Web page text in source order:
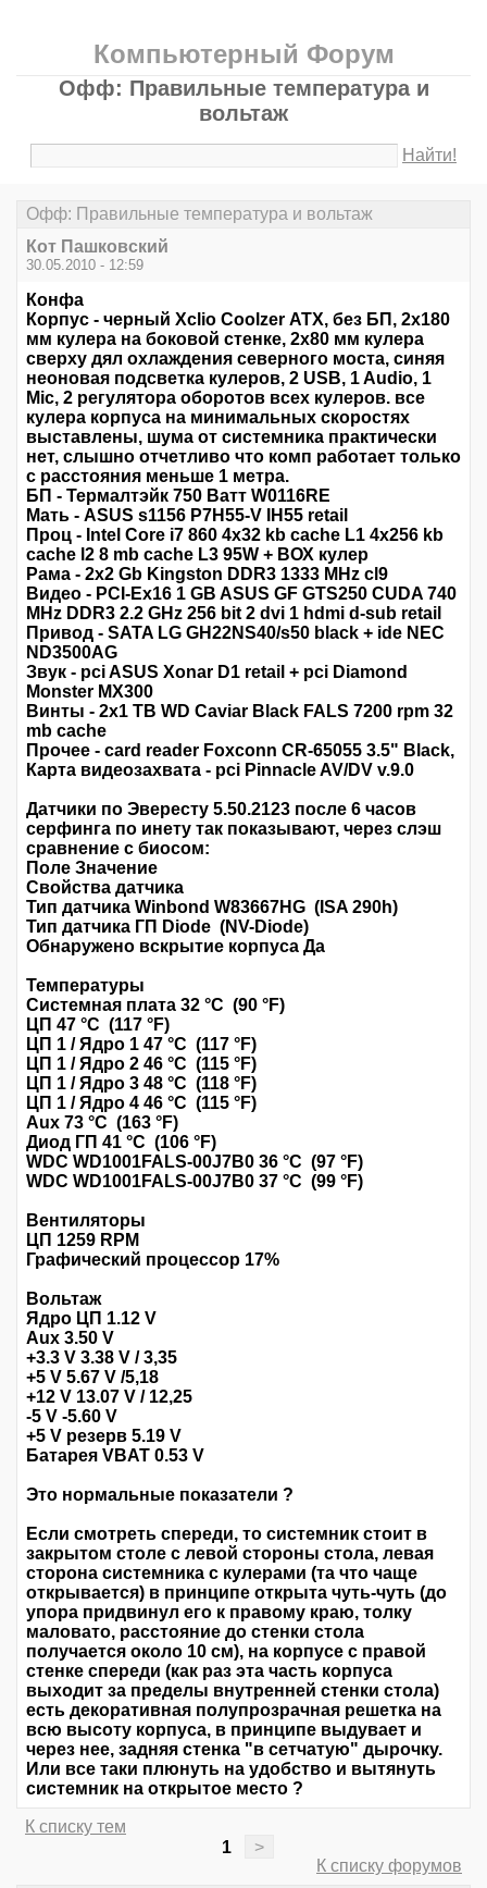
Компьютерный Форум
Офф: Правильные температура и
вольтаж
Найти!
Офф: Правильные температура и вольтаж
Кот Пашковский
30.05.2010 - 12:59
Конфа
Корпус - черный Xclio Coolzer АТХ, без БП, 2х180
мм кулера на боковой стенке, 2х80 мм кулера
сверху дял охлаждения северного моста, синяя
неоновая подсветка кулеров, 2 USB, 1 Audio, 1
Mic, 2 регулятора оборотов всех кулеров. все
кулера корпуса на минимальных скоростях
выставлены, шума от системника практически
нет, слышно отчетливо что комп работает только
с расстояния меньше 1 метра.
БП - Термалтэйк 750 Ватт W0116RE
Мать - ASUS s1156 P7H55-V IH55 retail
Проц - Intel Core i7 860 4x32 kb cache L1 4x256 kb
cache l2 8 mb cache L3 95W + ВОХ кулер
Рама - 2x2 Gb Kingston DDR3 1333 MHz cl9
Видео - PCI-Ex16 1 GB ASUS GF GTS250 CUDA 740
MHz DDR3 2.2 GHz 256 bit 2 dvi 1 hdmi d-sub retail
Привод - SATA LG GH22NS40/s50 black + ide NEC
ND3500AG
Звук - pci ASUS Xonar D1 retail + pci Diamond
Monster MX300
Винты - 2x1 TB WD Caviar Black FALS 7200 rpm 32
mb cache
Прочее - card reader Foxconn CR-65055 3.5" Black,
Карта видеозахвата - pci Pinnacle AV/DV v.9.0
Датчики по Эвересту 5.50.2123 после 6 часов
серфинга по инету так показывают, через слэш
сравнение с биосом:
Поле Значение
Свойства датчика
Тип датчика Winbond W83667HG (ISA 290h)
Тип датчика ГП Diode (NV-Diode)
Обнаружено вскрытие корпуса Да
Температуры
Системная плата 32 °C (90 °F)
ЦП 47 °C (117 °F)
ЦП 1 / Ядро 1 47 °C (117 °F)
ЦП 1 / Ядро 2 46 °C (115 °F)
ЦП 1 / Ядро 3 48 °C (118 °F)
ЦП 1 / Ядро 4 46 °C (115 °F)
Aux 73 °C (163 °F)
Диод ГП 41 °C (106 °F)
WDC WD1001FALS-00J7B0 36 °C (97 °F)
WDC WD1001FALS-00J7B0 37 °C (99 °F)
Вентиляторы
ЦП 1259 RPM
Графический процессор 17%
Вольтаж
Ядро ЦП 1.12 V
Aux 3.50 V
+3.3 V 3.38 V / 3,35
+5 V 5.67 V /5,18
+12 V 13.07 V / 12,25
-5 V -5.60 V
+5 V резерв 5.19 V
Батарея VBAT 0.53 V
Это нормальные показатели ?
Если смотреть спереди, то системник стоит в
закрытом столе с левой стороны стола, левая
сторона системника с кулерами (та что чаще
открывается) в принципе открыта чуть-чуть (до
упора придвинул его к правому краю, толку
маловато, расстояние до стенки стола
получается около 10 см), на корпусе с правой
стенке спереди (как раз эта часть корпуса
выходит за пределы внутренней стенки стола)
есть декоративная полупрозрачная решетка на
всю высоту корпуса, в принципе выдувает и
через нее, задняя стенка "в сетчатую" дырочку.
Или все таки плюнуть на удобство и вытянуть
системник на открытое место ?
К списку тем
1
>
К списку форумов